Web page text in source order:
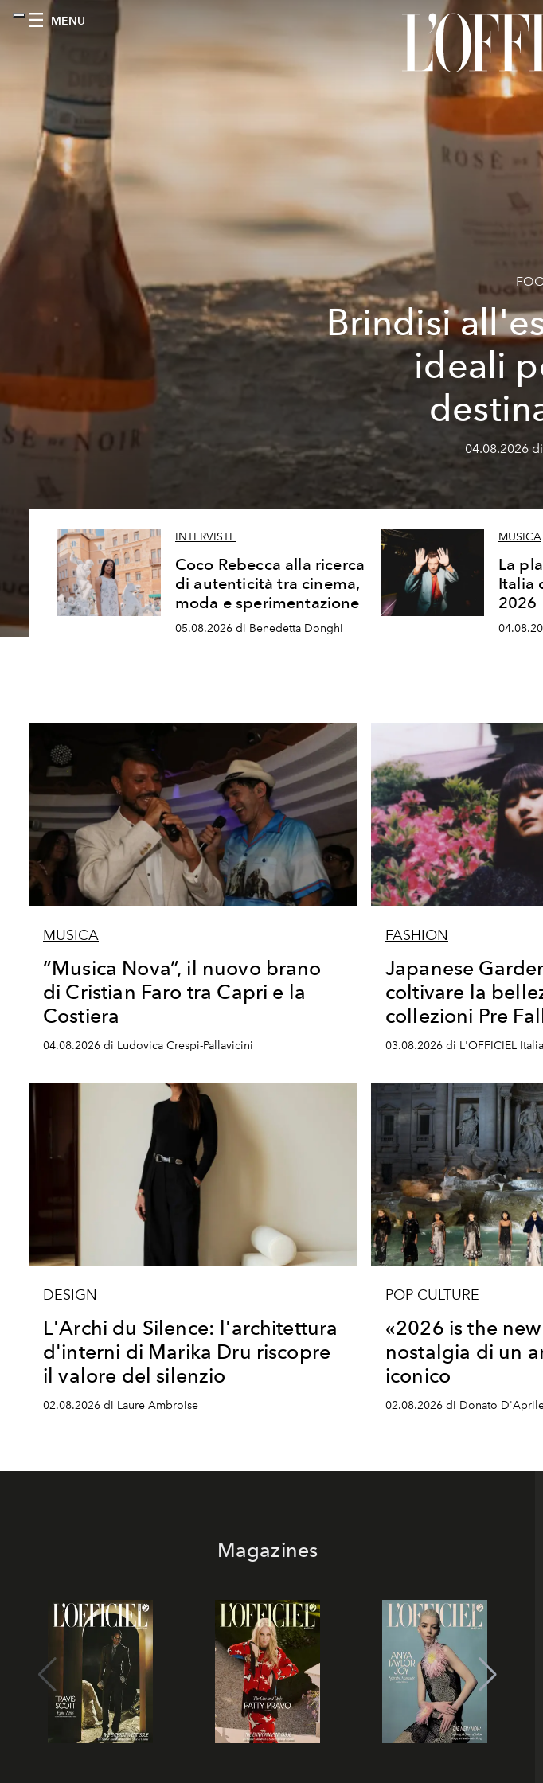
MENU
Brindisi
ideali
04.08.2026
INTERVISTE
Coco Rebecca alla ricerca
di autenticità tra cinema,
moda e sperimentazione
05.08.2026 di Benedetta Donghi
MUSICA
La
Italia
2026
MUSICA
“Musica Nova”, il nuovo brano
di Cristian Faro tra Capri e la
Costiera
04.08.2026 di Ludovica Crespi-Pallavicini
FASHION
Japanese
coltivare la
collezioni Pre
03.08.2026 di L'OFFICIEL Italia
DESIGN
L'Archi du Silence: l'architettura
d'interni di Marika Dru riscopre
il valore del silenzio
02.08.2026 di Laure Ambroise
POP CULTURE
«2026 is the
nostalgia di un
iconico
02.08.2026 di Donato
Magazines